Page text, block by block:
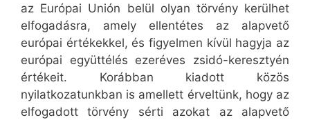
az Európai Unión belül olyan törvény kerülhet
elfogadásra, amely ellentétes az alapvető
európai értékekkel, és figyelmen kívül hagyja az
európai együttélés ezeréves zsidó-keresztyén
értékeit. Korábban kiadott közös
nyilatkozatunkban is amellett érveltünk, hogy az
elfogadott törvény sérti azokat az alapvető